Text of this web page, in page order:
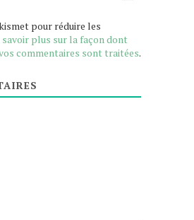
pour réduire les
savoir plus sur la façon dont
commentaires sont traitées.